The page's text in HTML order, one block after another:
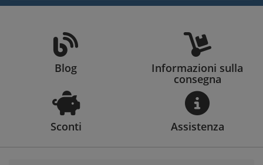
Blog Informazioni sulla
consegna
Sconti Assistenza